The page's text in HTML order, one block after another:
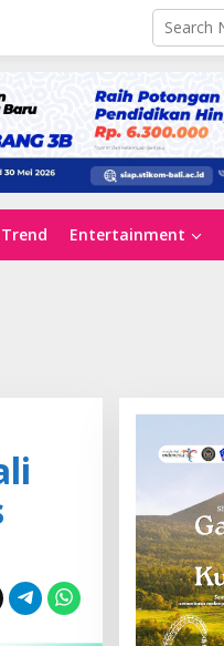
Trend Entertainment